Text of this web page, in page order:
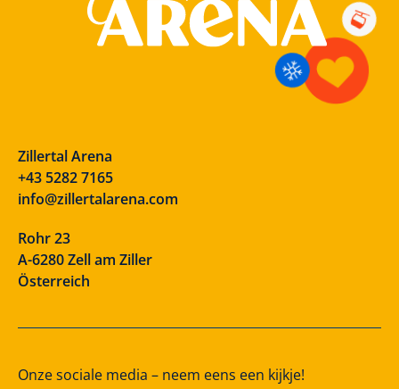
Zillertal Arena
+43 5282 7165
info@zillertalarena.com
Rohr 23
A-6280 Zell am Ziller
Österreich
Onze sociale media – neem eens een kijkje!